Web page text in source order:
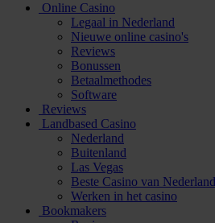
Online Casino
Legaal in Nederland
Nieuwe online casino's
Reviews
Bonussen
Betaalmethodes
Software
Reviews
Landbased Casino
Nederland
Buitenland
Las Vegas
Beste Casino van Nederland
Werken in het casino
Bookmakers